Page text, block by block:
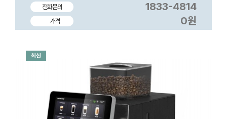
전화문의 1833-4814
가격 0원
최신